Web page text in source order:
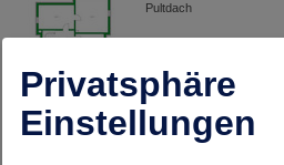
HELMA Haus
Kellergeschoss
Pultdach
Gesamtfläche EG
95,06 m² (90,79 m² Wfl.)
Privatsphäre
Einstellungen